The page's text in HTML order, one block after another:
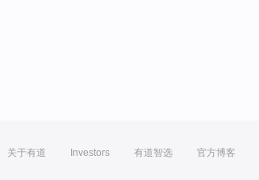
关于有道 Investors 有道智选 官方博客